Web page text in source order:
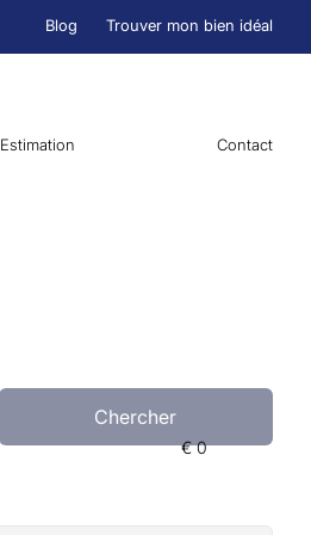
Blog Trouver mon bien idéal
Estimation Contact
Chercher